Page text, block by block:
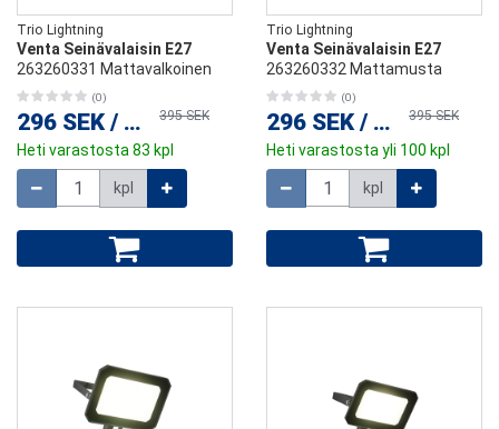
Trio Lightning
Venta Seinävalaisin E27
263260331 Mattavalkoinen
(0)
296 SEK / kpl 395 SEK
Heti varastosta 83 kpl
kpl
Trio Lightning
Venta Seinävalaisin E27
263260332 Mattamusta
(0)
296 SEK / kpl 395 SEK
Heti varastosta yli 100 kpl
kpl